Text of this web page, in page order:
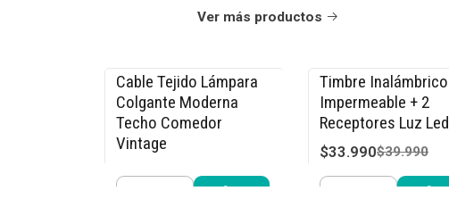
Ver más productos
-17% OFF
Cable Tejido Lámpara
Colgante Moderna
Techo Comedor
Vintage
$4.990$5.990
-15% OFF
Timbre Inalámbrico
Impermeable + 2
Receptores Luz Led
$33.990$39.990